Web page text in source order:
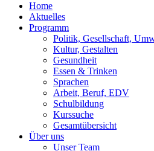
Home
Aktuelles
Programm
Politik, Gesellschaft,
Kultur, Gestalten
Gesundheit
Essen & Trinken
Sprachen
Arbeit, Beruf, EDV
Schulbildung
Kurssuche
Gesamtübersicht
Über uns
Unser Team